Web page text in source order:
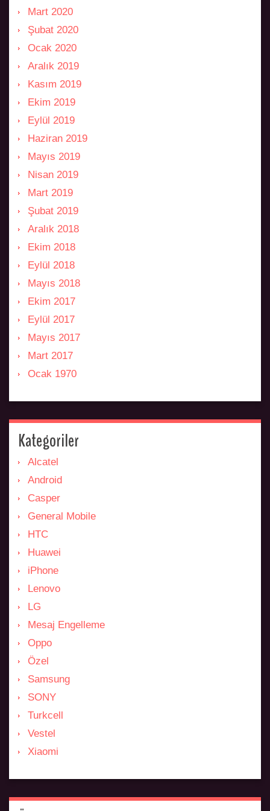
Mart 2020
Şubat 2020
Ocak 2020
Aralık 2019
Kasım 2019
Ekim 2019
Eylül 2019
Haziran 2019
Mayıs 2019
Nisan 2019
Mart 2019
Şubat 2019
Aralık 2018
Ekim 2018
Eylül 2018
Mayıs 2018
Ekim 2017
Eylül 2017
Mayıs 2017
Mart 2017
Ocak 1970
Kategoriler
Alcatel
Android
Casper
General Mobile
HTC
Huawei
iPhone
Lenovo
LG
Mesaj Engelleme
Oppo
Özel
Samsung
SONY
Turkcell
Vestel
Xiaomi